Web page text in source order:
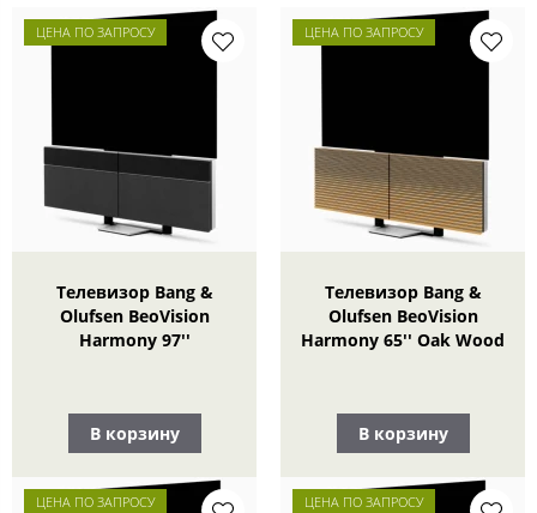
ЦЕНА ПО ЗАПРОСУ
Телевизор Bang &
Olufsen BeoVision
Harmony 97''
В корзину
ЦЕНА ПО ЗАПРОСУ
Телевизор Bang &
Olufsen BeoVision
Harmony 65'' Oak Wood
В корзину
ЦЕНА ПО ЗАПРОСУ ЦЕНА ПО ЗАПРОСУ